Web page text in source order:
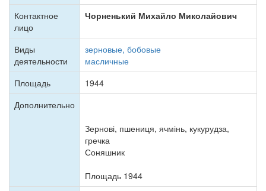
Контактное
лицо
Чорненький Михайло Миколайович
Виды
деятельности
зерновые, бобовые
масличные
Площадь
1944
Дополнительно
Зернові, пшениця, ячмінь, кукурудза,
гречка
Соняшник
Площадь 1944